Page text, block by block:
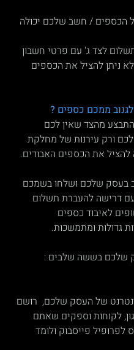
הכספים / חשב שלכם יכולה
לצד ג' עם פרטי חשבון
ניתן להציל את הכספים
ממכם כספים ?
מהצד שאין לכם
ורק עירנות של מחלקת
את הכספים האבודים.
בעסק שלכם ושלחו בשמכם
עם דרישה להעברת תשלום
לאיבוד כספים
גדולות ומתמשכות.
שלכם בששה שלבים :
של העסק שלכם,  רושם
לקוחות וספקים שאתם
לפרופיל פייסבוק ולומד